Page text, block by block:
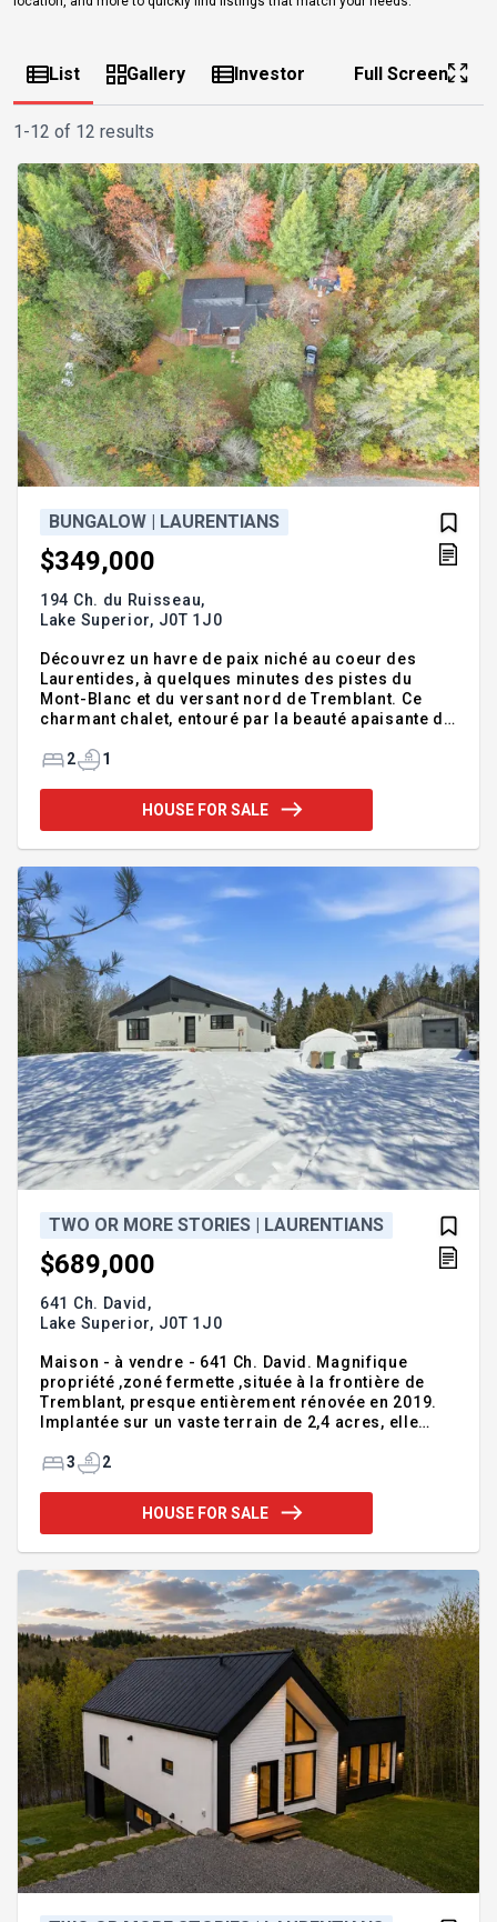
List Gallery Investor Full Screen
1-12 of 12 results
BUNGALOW | LAURENTIANS
$349,000
194 Ch. du Ruisseau,
Lake Superior, J0T 1J0
Découvrez un havre de paix niché au coeur des
Laurentides, à quelques minutes des pistes du
Mont-Blanc et du versant nord de Tremblant. Ce
charmant chalet, entouré par la beauté apaisante de
et accessibilité. Situé dans une rue sans issue,
immédiate des commodités de Mont-Blanc. Avec
près d'un acre de terrain, et sans voisins visibles,
spacieux avec foyer au bois. Imaginez y ajouter
votre prop
2 1
HOUSE FOR SALE
TWO OR MORE STORIES | LAURENTIANS
$689,000
641 Ch. David,
Lake Superior, J0T 1J0
Maison - à vendre - 641 Ch. David. Magnifique
propriété ,zoné fermette ,située à la frontière de
Tremblant, presque entièrement rénovée en 2019.
Implantée sur un vaste terrain de 2,4 acres, elle
grand espace extérieur idéal pour recevoir et se
mécanique ou un atelier.Vous serez charmé par
l'intérieur chaleureux mettant en valeur de superbes
également un environnement idéal pour aménager
un potager
3 2
HOUSE FOR SALE